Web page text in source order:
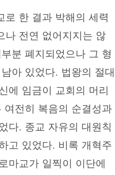
로 한 결과 박해의 세력
나 전연 없어지지는 않
분 폐지되었으나 그 형
아 있었다. 법왕의 절대
에 임금이 교회의 머리
여전히 복음의 순결성과
다. 종교 자유의 대원칙
고 있었다. 비록 개혁주
마교가 일찍이 이단에